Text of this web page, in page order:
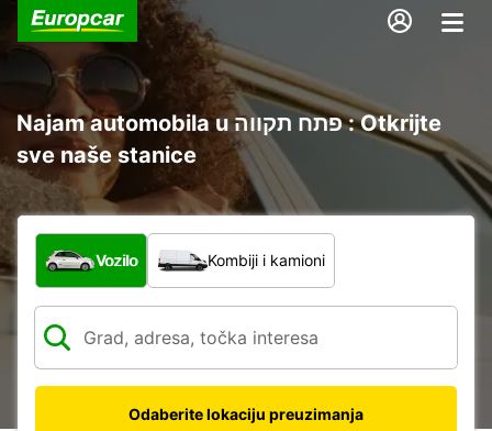
Najam automobila u פתח תקווה : Otkrijte
sve naše stanice
Koja vrsta vozila?
Vozilo Kombiji i kamioni
Odaberite lokaciju preuzimanja